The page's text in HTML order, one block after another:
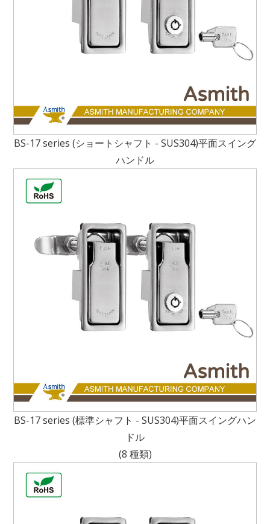
BS-17 series (ショートシャフト - SUS304)平面スイング
ハンドル
BS-17 series (標準シャフト - SUS304)平面スイングハン
ドル
(8 種類)